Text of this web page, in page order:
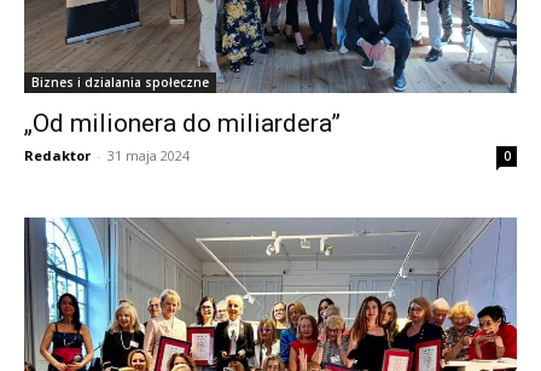
Biznes i dzialania społeczne
„Od milionera do miliardera”
Redaktor - 31 maja 2024 0